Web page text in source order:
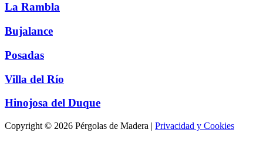
La Rambla
Bujalance
Posadas
Villa del Río
Hinojosa del Duque
Copyright © 2026 Pérgolas de Madera | Privacidad y Cookies